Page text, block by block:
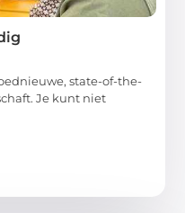
state-of-the-
Je kunt niet